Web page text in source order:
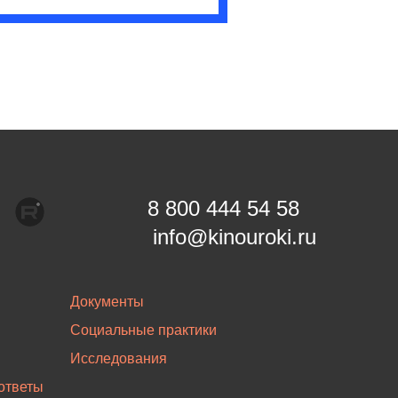
Документы
Социальные практики
Исследования
8 800 444 54 58
info@kinouroki.ru